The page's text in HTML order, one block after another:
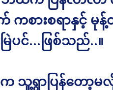
စားစရာနှင့် မု
ပင်…ဖြစ်သည်..။
သူ့ရွာပြန်တော့